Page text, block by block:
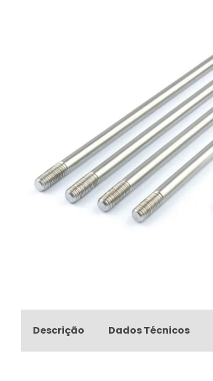
Descrição Dados Técnicos